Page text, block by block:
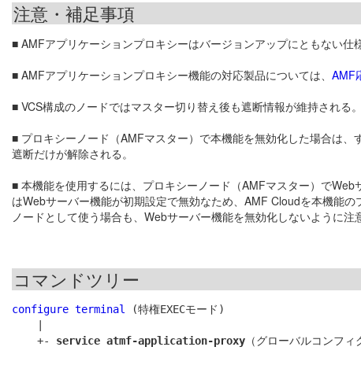
注意・補足事項
■ AMFアプリケーションプロキシーはバージョンアップにともない
■ AMFアプリケーションプロキシー機能の対応製品については、 AMF
■ VCS構成のノードではマスター切り替え後も遮断情報が維持される
■ プロキシーノード（AMFマスター）で本機能を無効化した場合は
遮断だけが解除される。
■ 本機能を使用するには、プロキシーノード（AMFマスター）でWeb
はWebサーバー機能が初期設定で無効なため、AMF Cloudを本機能の
ノードとして使う場合も、Webサーバー機能を無効化しないように注
コマンドツリー
configure terminal
(特権EXECモード)
    +-
service atmf-application-proxy